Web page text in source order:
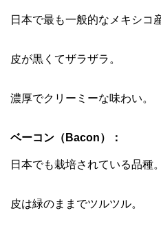
日本で最も一般的なメキシコ
皮が黒くてザラザラ。
濃厚でクリーミーな味わい。
ベーコン（Bacon）：
日本でも栽培されている品種。
皮は緑のままでツルツル。